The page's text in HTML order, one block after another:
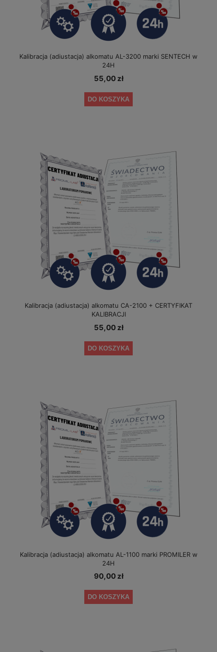
Kalibracja (adiustacja) alkomatu AL-3200 marki SENTECH w
24H
55,00 zł
DO KOSZYKA
Kalibracja (adiustacja) alkomatu CA-2100 + CERTYFIKAT
KALIBRACJI
55,00 zł
DO KOSZYKA
Kalibracja (adiustacja) alkomatu AL-1100 marki PROMILER w
24H
90,00 zł
DO KOSZYKA